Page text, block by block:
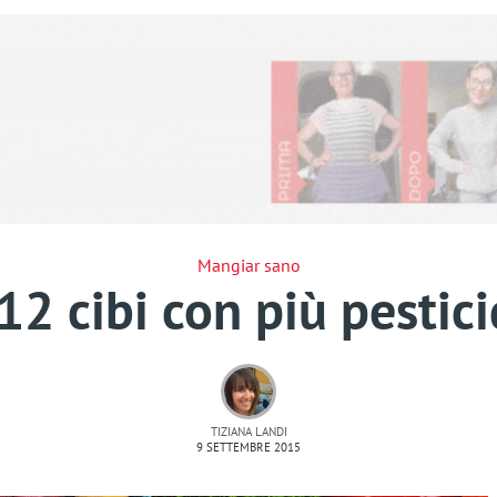
Mangiar sano
cibi con più
TIZIANA LANDI
9 SETTEMBRE 2015